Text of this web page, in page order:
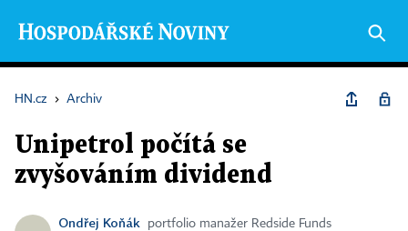
HN.cz › Archiv
Unipetrol počítá se
zvyšováním dividend
Ondřej Koňák
portfolio manažer Redside Funds